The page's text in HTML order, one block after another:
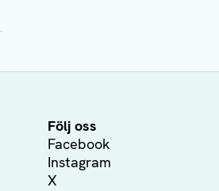
Följ oss
Facebook
Instagram
X